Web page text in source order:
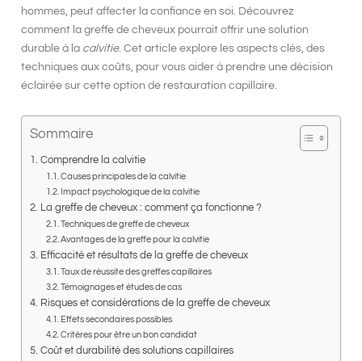
hommes, peut affecter la confiance en soi. Découvrez
comment la greffe de cheveux pourrait offrir une solution
durable à la calvitie. Cet article explore les aspects clés, des
techniques aux coûts, pour vous aider à prendre une décision
éclairée sur cette option de restauration capillaire.
Sommaire
Comprendre la calvitie
Causes principales de la calvitie
Impact psychologique de la calvitie
La greffe de cheveux : comment ça fonctionne ?
Techniques de greffe de cheveux
Avantages de la greffe pour la calvitie
Efficacité et résultats de la greffe de cheveux
Taux de réussite des greffes capillaires
Témoignages et études de cas
Risques et considérations de la greffe de cheveux
Effets secondaires possibles
Critères pour être un bon candidat
Coût et durabilité des solutions capillaires